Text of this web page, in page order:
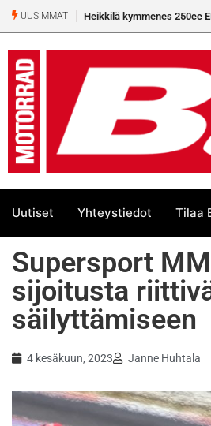
UUSIMMAT
Uutiset Yhteystiedot Tilaa
Supersport
sijoitusta
säilyttämiseen
4 kesäkuun, 2023 Janne Huhtala